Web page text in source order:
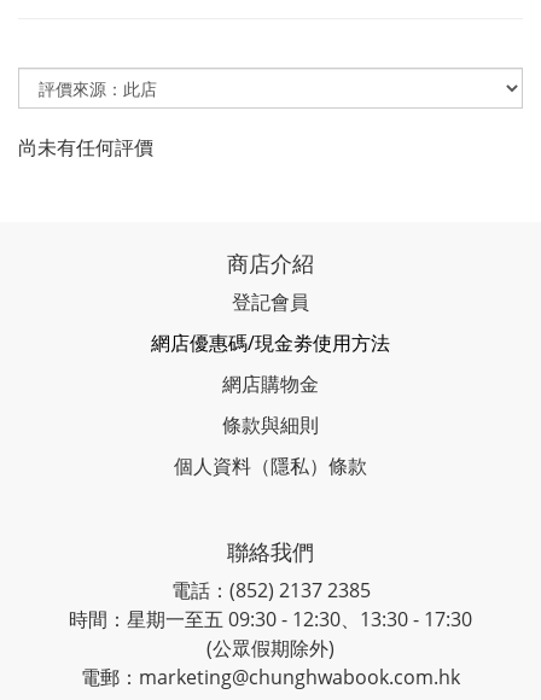
尚未有任何評價
商店介紹
登記會員
網店優惠碼/現金劵使用方法
網店購物金
條款與細則
個人資料（隱私）條款
聯絡我們
電話：(852) 2137 2385
時間：星期一至五 09:30 - 12:30、13:30 - 17:30
(公眾假期除外)
電郵：marketing@chunghwabook.com.hk